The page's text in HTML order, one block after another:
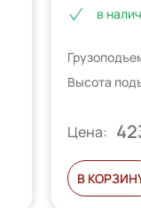
в
Высота
Цена:
В